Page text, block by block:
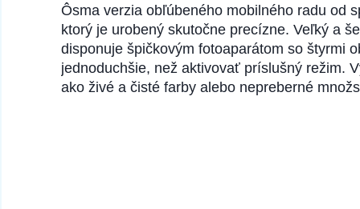
Ôsma verzia obľúbeného mobilného radu od
ktorý je urobený skutočne precízne. Veľký a
disponuje špičkovým fotoaparátom so štyrmi
jednoduchšie, než aktivovať príslušný režim.
ako živé a čisté farby alebo nepreberné